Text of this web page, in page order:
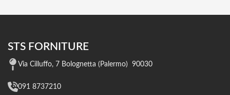
STS FORNITURE
Via Cilluffo, 7 Bolognetta (Palermo) 90030
091 8737210